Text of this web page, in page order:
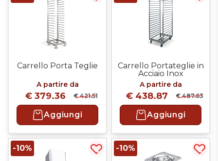
Carrello Porta Teglie
A partire da
€ 379.36 € 421.51
Aggiungi
Carrello Portateglie in
Acciaio Inox
A partire da
€ 438.87 € 487.63
Aggiungi
-10%
Acquista più tardi
-10%